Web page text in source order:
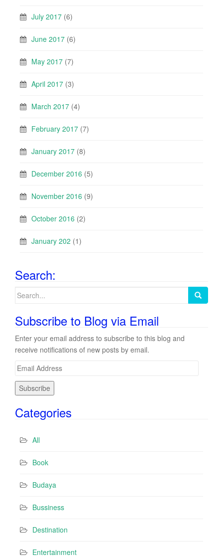
July 2017 (6)
June 2017 (6)
May 2017 (7)
April 2017 (3)
March 2017 (4)
February 2017 (7)
January 2017 (8)
December 2016 (5)
November 2016 (9)
October 2016 (2)
January 202 (1)
Search:
Search
Subscribe to Blog via Email
Enter your email address to subscribe to this blog and
receive notifications of new posts by email.
E
lCategories
All
Book
Budaya
Bussiness
Destination
Entertainment